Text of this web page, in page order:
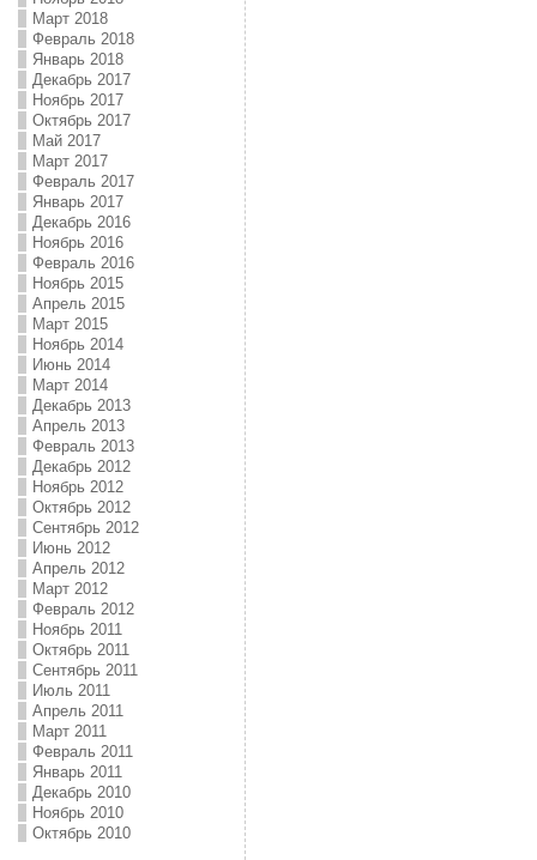
Март 2018
Февраль 2018
Январь 2018
Декабрь 2017
Ноябрь 2017
Октябрь 2017
Май 2017
Март 2017
Февраль 2017
Январь 2017
Декабрь 2016
Ноябрь 2016
Февраль 2016
Ноябрь 2015
Апрель 2015
Март 2015
Ноябрь 2014
Июнь 2014
Март 2014
Декабрь 2013
Апрель 2013
Февраль 2013
Декабрь 2012
Ноябрь 2012
Октябрь 2012
Сентябрь 2012
Июнь 2012
Апрель 2012
Март 2012
Февраль 2012
Ноябрь 2011
Октябрь 2011
Сентябрь 2011
Июль 2011
Апрель 2011
Март 2011
Февраль 2011
Январь 2011
Декабрь 2010
Ноябрь 2010
Октябрь 2010